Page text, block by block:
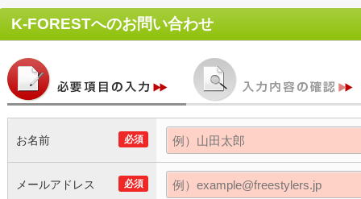
K-FORESTへのお問い合わせ
必須
お名前
必須
メールアドレス